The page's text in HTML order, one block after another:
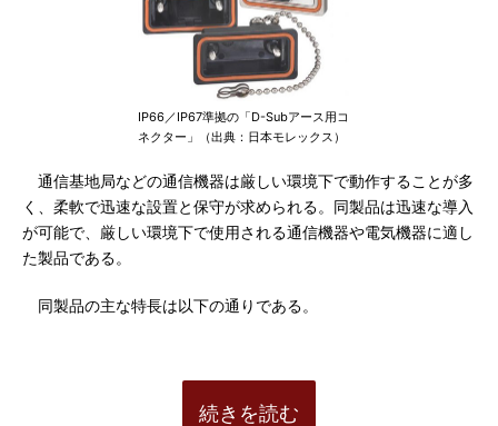
IP66／IP67準拠の「D-Subアース用コ
ネクター」（出典：日本モレックス）
通信基地局などの通信機器は厳しい環境下で動作することが多
く、柔軟で迅速な設置と保守が求められる。同製品は迅速な導入
が可能で、厳しい環境下で使用される通信機器や電気機器に適し
た製品である。
同製品の主な特長は以下の通りである。
続きを読む